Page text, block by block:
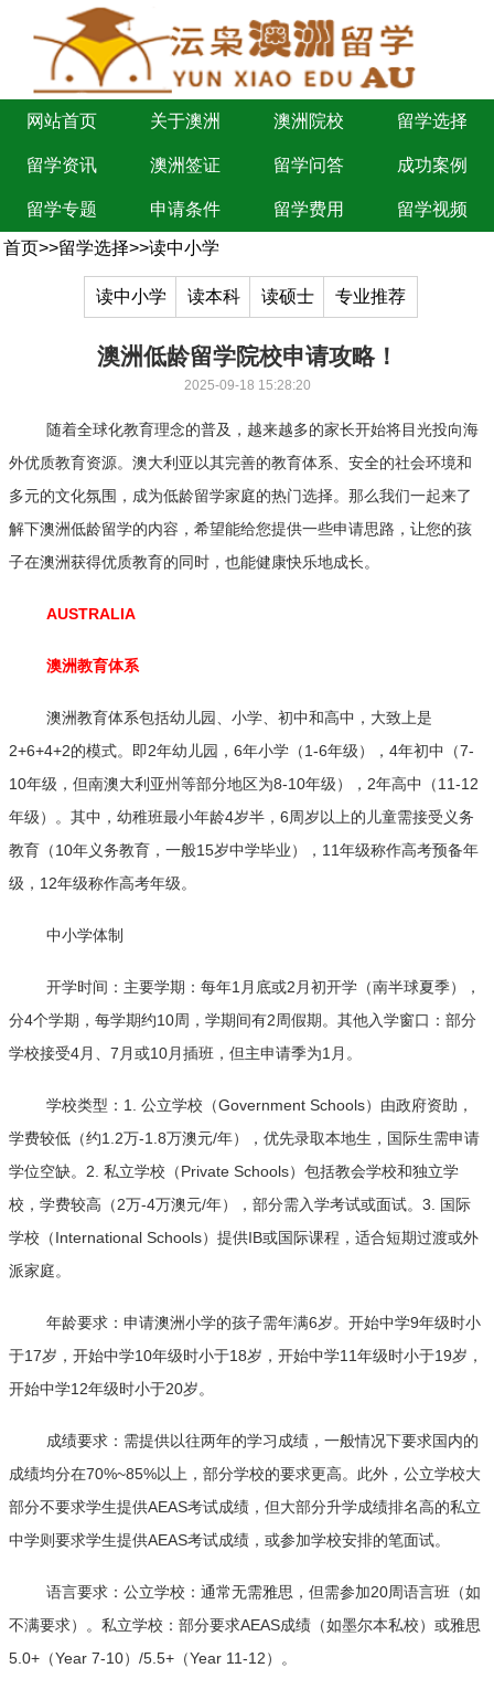
网站首页 关于澳洲 澳洲院校 留学选择
留学资讯 澳洲签证 留学问答 成功案例
留学专题 申请条件 留学费用 留学视频
首页>>留学选择>>读中小学
读中小学 读本科 读硕士 专业推荐
澳洲低龄留学院校申请攻略！
2025-09-18 15:28:20
随着全球化教育理念的普及，越来越多的家长开始将目光投向海
外优质教育资源。澳大利亚以其完善的教育体系、安全的社会环境和
多元的文化氛围，成为低龄留学家庭的热门选择。那么我们一起来了
解下澳洲低龄留学的内容，希望能给您提供一些申请思路，让您的孩
子在澳洲获得优质教育的同时，也能健康快乐地成长。
AUSTRALIA
澳洲教育体系
澳洲教育体系包括幼儿园、小学、初中和高中，大致上是
2+6+4+2的模式。即2年幼儿园，6年小学（1-6年级），4年初中（7-
10年级，但南澳大利亚州等部分地区为8-10年级），2年高中（11-12
年级）。其中，幼稚班最小年龄4岁半，6周岁以上的儿童需接受义务
教育（10年义务教育，一般15岁中学毕业），11年级称作高考预备年
级，12年级称作高考年级。
中小学体制
开学时间：主要学期：每年1月底或2月初开学（南半球夏季），
分4个学期，每学期约10周，学期间有2周假期。其他入学窗口：部分
学校接受4月、7月或10月插班，但主申请季为1月。
学校类型：1. 公立学校（Government Schools）由政府资助，
学费较低（约1.2万-1.8万澳元/年），优先录取本地生，国际生需申请
学位空缺。2. 私立学校（Private Schools）包括教会学校和独立学
校，学费较高（2万-4万澳元/年），部分需入学考试或面试。3. 国际
学校（International Schools）提供IB或国际课程，适合短期过渡或外
派家庭。
年龄要求：申请澳洲小学的孩子需年满6岁。开始中学9年级时小
于17岁，开始中学10年级时小于18岁，开始中学11年级时小于19岁，
开始中学12年级时小于20岁。
成绩要求：需提供以往两年的学习成绩，一般情况下要求国内的
成绩均分在70%~85%以上，部分学校的要求更高。此外，公立学校大
部分不要求学生提供AEAS考试成绩，但大部分升学成绩排名高的私立
中学则要求学生提供AEAS考试成绩，或参加学校安排的笔面试。
语言要求：公立学校：通常无需雅思，但需参加20周语言班（如
不满要求）。私立学校：部分要求AEAS成绩（如墨尔本私校）或雅思
5.0+（Year 7-10）/5.5+（Year 11-12）。